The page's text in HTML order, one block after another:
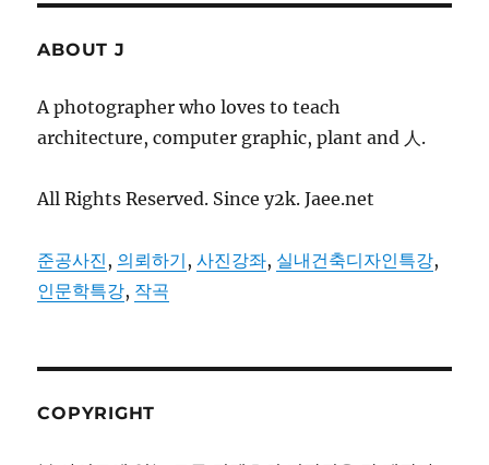
ABOUT J
A photographer who loves to teach
architecture, computer graphic, plant and 人.
All Rights Reserved. Since y2k. Jaee.net
준공사진, 의뢰하기,사진강좌, 실내건축디자인특강,
인문학특강, 작곡
COPYRIGHT